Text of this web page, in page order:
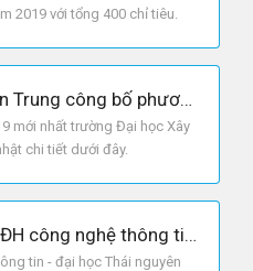
2019 với tổng 400 chỉ tiêu.
Đại học Xây Dựng Miền Trung công bố phương án tuyển sinh năm 2019
mới nhất trường Đại học Xây
chi tiết dưới đây.
Phương án tuyển sinh ĐH công nghệ thông tin và truyền thông - ĐH Thái Nguyên 2019
tin - đại học Thái nguyên